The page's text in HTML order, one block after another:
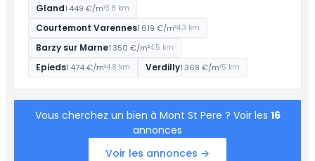
Gland1 449 €/m²3.8 km
Courtemont Varennes1 619 €/m²4.3 km
Barzy sur Marne1 350 €/m²4.5 km
Epieds1 474 €/m²4.8 km Verdilly1 368 €/m²5 km
Vous cherchez un bien à Mont St Pere ? Voir les 16
annonces
Voir les annonces →